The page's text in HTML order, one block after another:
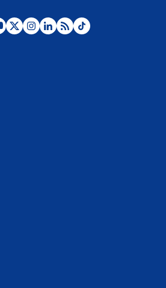
¿Por qué De la Espriella gobernará